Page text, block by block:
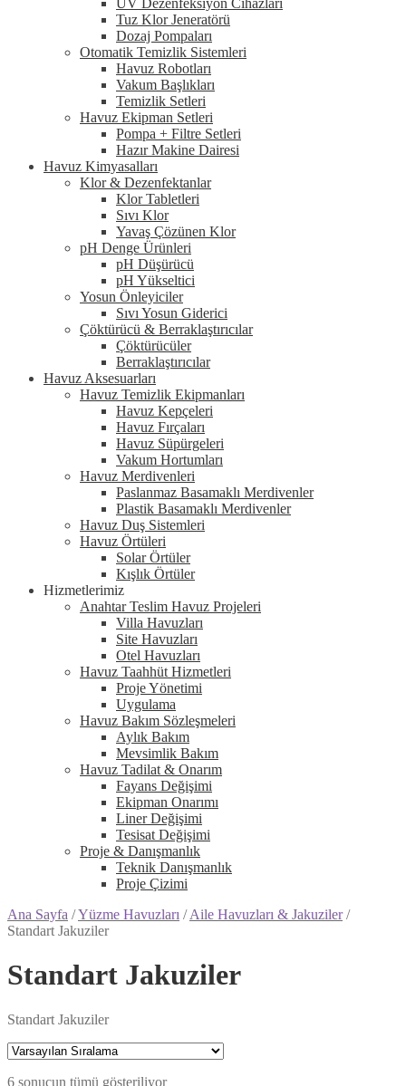
UV Dezenfeksiyon Cihazları
Tuz Klor Jeneratörü
Dozaj Pompaları
Otomatik Temizlik Sistemleri
Havuz Robotları
Vakum Başlıkları
Temizlik Setleri
Havuz Ekipman Setleri
Pompa + Filtre Setleri
Hazır Makine Dairesi
Havuz Kimyasalları
Klor & Dezenfektanlar
Klor Tabletleri
Sıvı Klor
Yavaş Çözünen Klor
pH Denge Ürünleri
pH Düşürücü
pH Yükseltici
Yosun Önleyiciler
Sıvı Yosun Giderici
Çöktürücü & Berraklaştırıcılar
Çöktürücüler
Berraklaştırıcılar
Havuz Aksesuarları
Havuz Temizlik Ekipmanları
Havuz Kepçeleri
Havuz Fırçaları
Havuz Süpürgeleri
Vakum Hortumları
Havuz Merdivenleri
Paslanmaz Basamaklı Merdivenler
Plastik Basamaklı Merdivenler
Havuz Duş Sistemleri
Havuz Örtüleri
Solar Örtüler
Kışlık Örtüler
Hizmetlerimiz
Anahtar Teslim Havuz Projeleri
Villa Havuzları
Site Havuzları
Otel Havuzları
Havuz Taahhüt Hizmetleri
Proje Yönetimi
Uygulama
Havuz Bakım Sözleşmeleri
Aylık Bakım
Mevsimlik Bakım
Havuz Tadilat & Onarım
Fayans Değişimi
Ekipman Onarımı
Liner Değişimi
Tesisat Değişimi
Proje & Danışmanlık
Teknik Danışmanlık
Proje Çizimi
Ana Sayfa /Yüzme Havuzları /Aile Havuzları & Jakuziler/
Standart Jakuziler
Standart Jakuziler
Standart Jakuziler
6 sonucun tümü gösteriliyor